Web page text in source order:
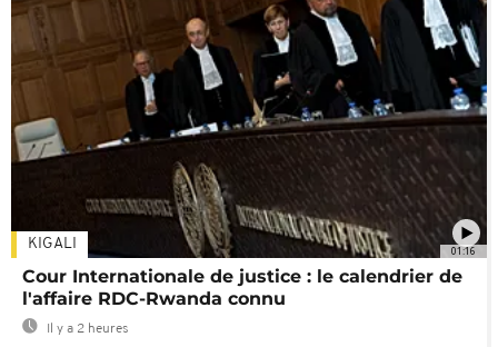
01:16
KIGALI
Cour Internationale de justice : le calendrier de
l'affaire RDC-Rwanda connu
Il y a 2 heures